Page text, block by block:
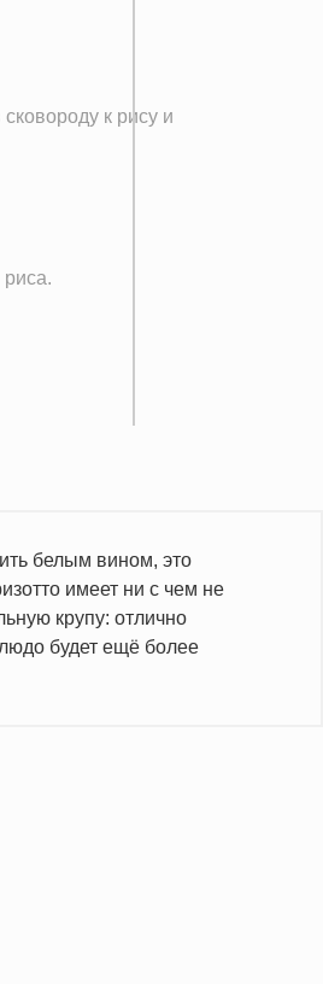
к рису и
белым вином, это
имеет ни с чем не
крупу: отлично
будет ещё более